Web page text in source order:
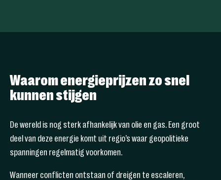
Waarom energieprijzen zo snel
kunnen stijgen
De wereld is nog sterk afhankelijk van olie en gas. Een groot
deel van deze energie komt uit regio’s waar geopolitieke
spanningen regelmatig voorkomen.
Wanneer conflicten ontstaan of dreigen te escaleren,